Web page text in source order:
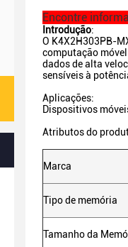
Encontre
Introdução:
O K4X2H303PB-
computação
dados de alta
sensíveis à
Aplicações:
Dispositivos
Atributos do
Marca
Tipo de memória
Tamanho da